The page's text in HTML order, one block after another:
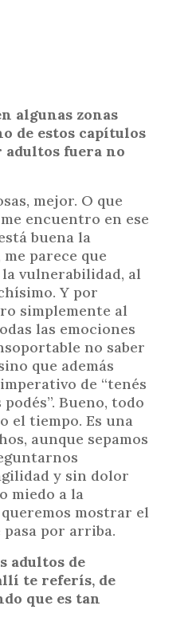
algunas zonas
de estos capítulos
adultos fuera no
mejor. O que
encuentro en ese
buena la
parece que
vulnerabilidad, al
Y por
simplemente al
las emociones
no saber
que además
de “tenés
Bueno, todo
el tiempo. Es una
aunque sepamos
y sin dolor
miedo a la
mostrar el
por arriba.
adultos de
te referís, de
que es tan